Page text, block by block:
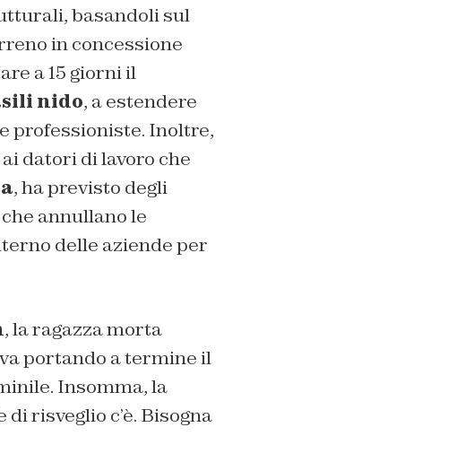
basandoli sul
in concessione
a 15 giorni il
nido, a estendere
professioniste. Inoltre,
datori di lavoro che
, ha previsto degli
annullano le
delle aziende per
, la ragazza morta
portando a termine il
Insomma, la
risveglio c’è. Bisogna